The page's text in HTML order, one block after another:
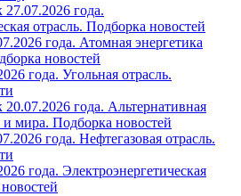
года.
отрасль. Подборка новостей
года. Атомная энергетика
новостей
года. Угольная отрасль.
года. Альтернативная
и мира. Подборка новостей
года. Нефтегазовая отрасль.
года. Электроэнергетическая